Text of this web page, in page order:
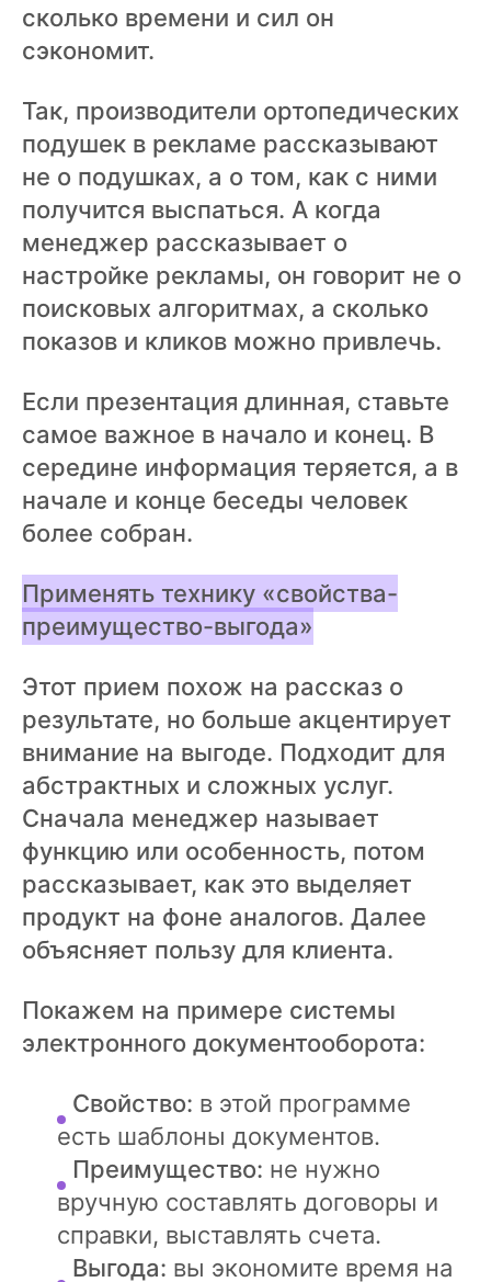
сколько времени и сил он
сэкономит.
Так, производители ортопедических
подушек в рекламе рассказывают
не о подушках, а о том, как с ними
получится выспаться. А когда
менеджер рассказывает о
настройке рекламы, он говорит не о
поисковых алгоритмах, а сколько
показов и кликов можно привлечь.
Если презентация длинная, ставьте
самое важное в начало и конец. В
середине информация теряется, а в
начале и конце беседы человек
более собран.
Применять технику «свойства-
преимущество-выгода»
Этот прием похож на рассказ о
результате, но больше акцентирует
внимание на выгоде. Подходит для
абстрактных и сложных услуг.
Сначала менеджер называет
функцию или особенность, потом
рассказывает, как это выделяет
продукт на фоне аналогов. Далее
объясняет пользу для клиента.
Покажем на примере системы
электронного документооборота:
Свойство: в этой программе
есть шаблоны документов.
Преимущество: не нужно
вручную составлять договоры и
справки, выставлять счета.
Выгода: вы экономите время на